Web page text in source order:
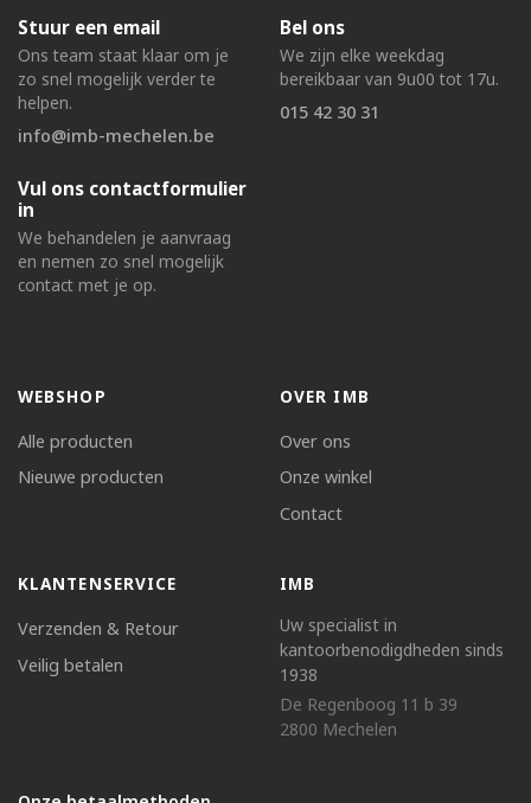
Stuur een email
Ons team staat klaar om je
zo snel mogelijk verder te
helpen.
info@imb-mechelen.be
Bel ons
We zijn elke weekdag
bereikbaar van 9u00 tot 17u.
015 42 30 31
Vul ons contactformulier
in
We behandelen je aanvraag
en nemen zo snel mogelijk
contact met je op.
WEBSHOP
Alle producten
Nieuwe producten
OVER IMB
Over ons
Onze winkel
Contact
KLANTENSERVICE
Verzenden & Retour
Veilig betalen
IMB
Uw specialist in
kantoorbenodigdheden sinds
1938
De Regenboog 11 b 39
2800 Mechelen